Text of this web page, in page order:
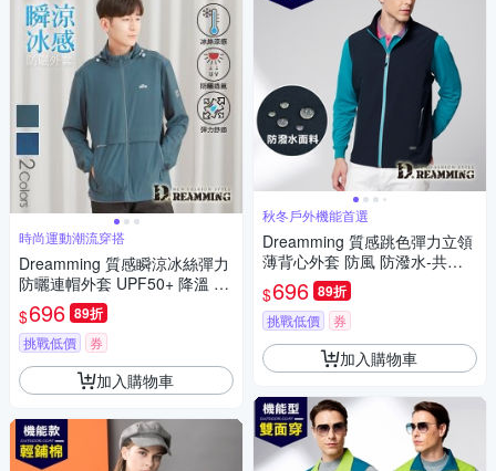
時尚運動潮流穿搭
Dreamming 質感瞬涼冰絲彈力
防曬連帽外套 UPF50+ 降溫 機
能-共二色
$696 89折
挑戰低價 券
加入購物車
秋冬戶外機能首選
Dreamming 質感跳色彈力立領
薄背心外套 防風 防潑水-共二
色
$696 89折
挑戰低價 券
加入購物車